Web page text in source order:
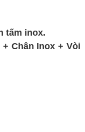
tấm inox.
Chân Inox + Vòi